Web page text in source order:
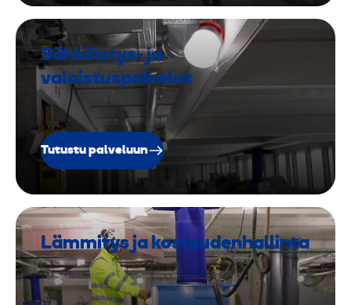
Sähköistys- ja
valaistuspalvelut
Tutustu palveluun
Lämmitys ja kosteudenhallinta